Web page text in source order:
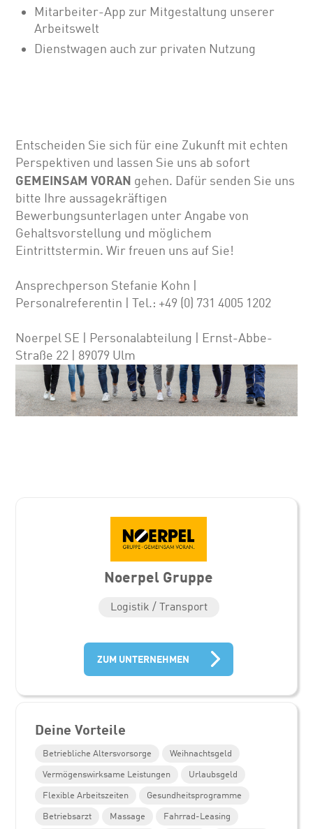
Mitarbeiter-App zur Mitgestaltung unserer
Arbeitswelt
Dienstwagen auch zur privaten Nutzung
Entscheiden Sie sich für eine Zukunft mit echten
Perspektiven und lassen Sie uns ab sofort
GEMEINSAM VORAN gehen. Dafür senden Sie uns
bitte Ihre aussagekräftigen
Bewerbungsunterlagen unter Angabe von
Gehalts­vor­stellung und möglichem
Eintrittstermin. Wir freuen uns auf Sie!
Ansprechperson Stefanie Kohn |
Personalreferentin | Tel.: +49 (0) 731 4005 1202
Noerpel SE | Personalabteilung | Ernst-Abbe-
Straße 22 | 89079 Ulm
Noerpel Gruppe
Logistik / Transport
ZUM UNTERNEHMEN
Deine Vorteile
Betriebliche Altersvorsorge
Weihnachtsgeld
Vermögenswirksame Leistungen
Urlaubsgeld
Flexible Arbeitszeiten
Gesundheitsprogramme
Betriebsarzt
Massage
Fahrrad-Leasing